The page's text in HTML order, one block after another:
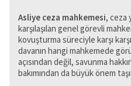
Asliye ceza mahkemesi, ceza
karşılaşılan genel görevli
kovuşturma süreciyle karşı
davanın hangi mahkemede
açısından değil, savunma
bakımından da büyük önem